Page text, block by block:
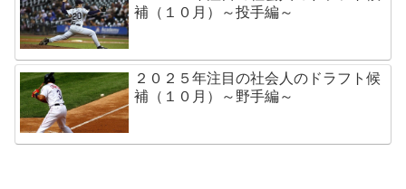
補（１０月）～投手編～
２０２５年注目の社会人のドラフト候
補（１０月）～野手編～